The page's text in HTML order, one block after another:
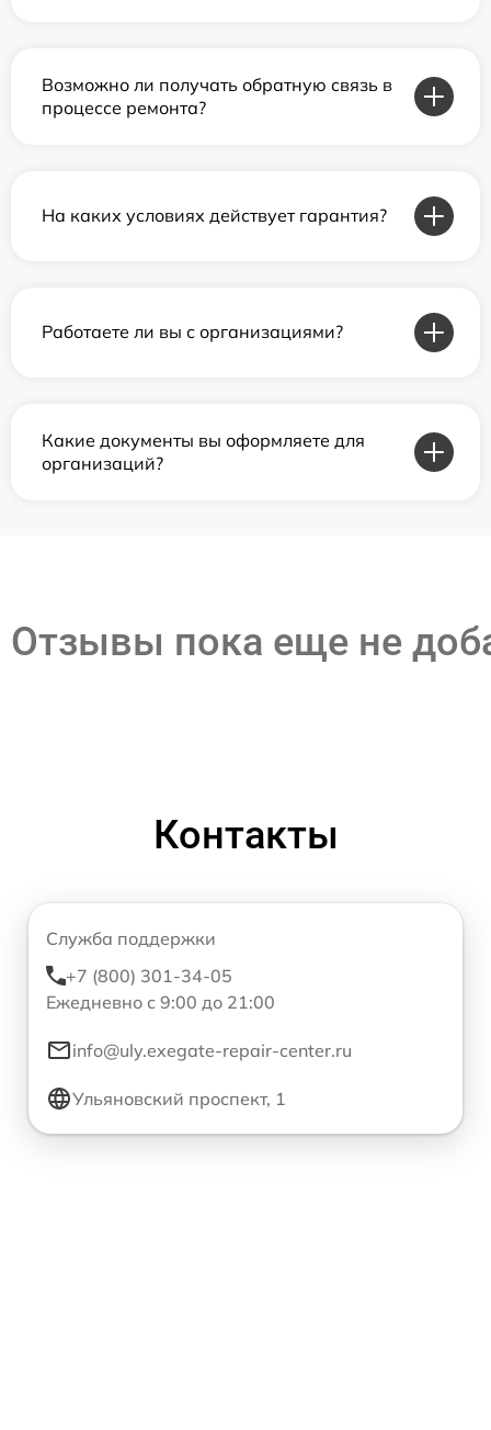
Возможно ли получать обратную связь в
процессе ремонта?
На каких условиях действует гарантия?
Работаете ли вы с организациями?
Какие документы вы оформляете для
организаций?
Отзывы пока еще не
Контакты
Служба поддержки
+7 (800) 301-34-05
Ежедневно с 9:00 до 21:00
info@uly.exegate-repair-center.ru
Ульяновский проспект, 1